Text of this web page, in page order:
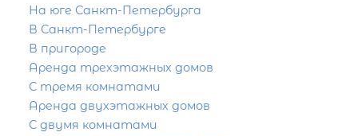
На юге Санкт-Петербурга
В Санкт-Петербурге
В пригороде
Аренда трехэтажных домов
С тремя комнатами
Аренда двухэтажных домов
С двумя комнатами